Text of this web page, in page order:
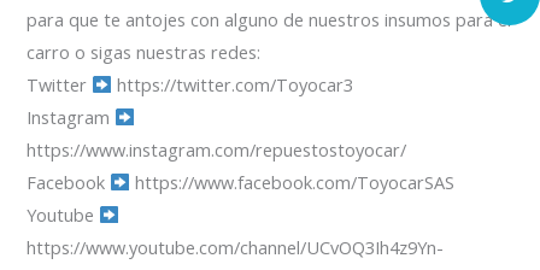
para que te antojes con alguno de nuestros insumos para el
carro o sigas nuestras redes:
Twitter
https://twitter.com/Toyocar3
Instagram
https://www.instagram.com/repuestostoyocar/
Facebook
https://www.facebook.com/ToyocarSAS
Youtube
https://www.youtube.com/channel/UCvOQ3Ih4z9Yn-